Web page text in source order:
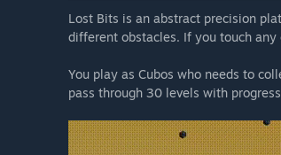
Lost Bits is an abstract precision
different obstacles. If you touch
You play as Cubos who needs to
pass through 30 levels with